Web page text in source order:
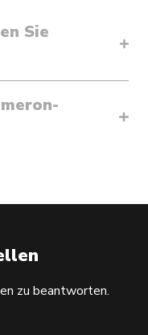
Sie
zu beantworten.